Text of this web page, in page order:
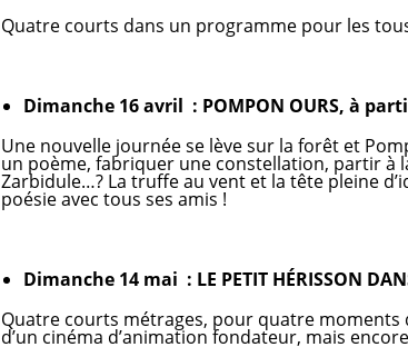
Quatre courts dans un programme pour les
Dimanche 16 avril : POMPON OURS, à
Une nouvelle journée se lève sur la forêt et
un poème, fabriquer une constellation, partir à
Zarbidule…? La truffe au vent et la tête pleine
poésie avec tous ses amis !
Dimanche 14 mai : LE PETIT HÉRISSON
Quatre courts métrages, pour quatre
d’un cinéma d’animation fondateur, mais